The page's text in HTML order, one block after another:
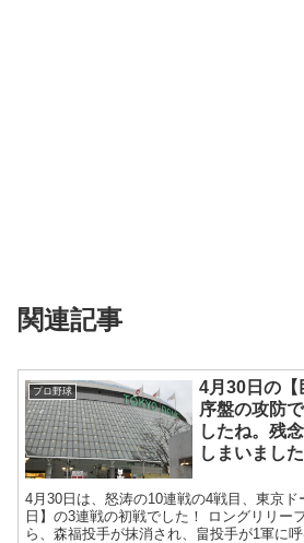
関連記事
プロ野球
4月30日の【
序盤の攻防
したね。残
しまいました
4月30日は、怒涛の10連戦の4戦目、東京
日】の3連戦の初戦でした！ ロングリリー
ら、森福投手が抹消され、畠投手が1軍に